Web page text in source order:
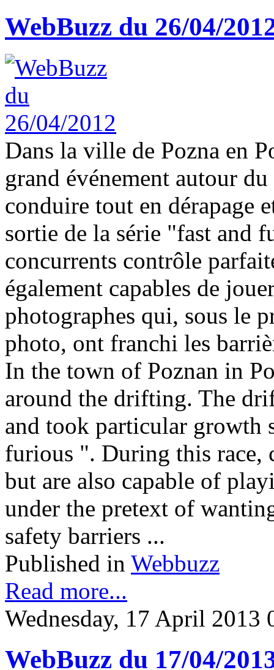
WebBuzz du 26/04/
Dans la ville de Pozna en
grand événement autour
conduire tout en dérapage
sortie de la série "fast and
concurrents contrôle
également capables de
photographes qui, sous le
photo, ont franchi les
In the town of Poznan in
around the drifting. The
and took particular growth
furious ". During this
but are also capable of
under the pretext of
safety barriers ...
Published in Webbuzz
Read more...
Wednesday, 17 April 2013
WebBuzz du 17/04/